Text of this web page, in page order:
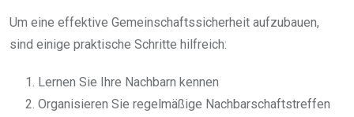
Um eine effektive Gemeinschaftssicherheit aufzubauen,
sind einige praktische Schritte hilfreich:
Lernen Sie Ihre Nachbarn kennen
Organisieren Sie regelmäßige Nachbarschaftstreffen